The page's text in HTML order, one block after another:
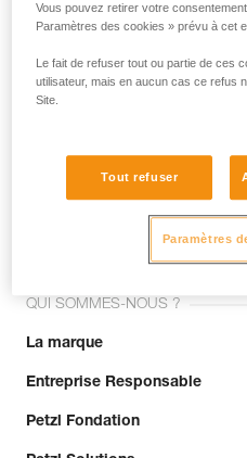
Email *
Rejoignez la
QUI SOMMES-NOUS ?
La marque
Entreprise Responsable
Petzl Fondation
Vous pouvez retirer votre
Paramètres des cookies » prévu à cet
Le fait de refuser tout ou partie de ces
utilisateur, mais en aucun cas ce refus
Site.
Tout refuser
Paramètres